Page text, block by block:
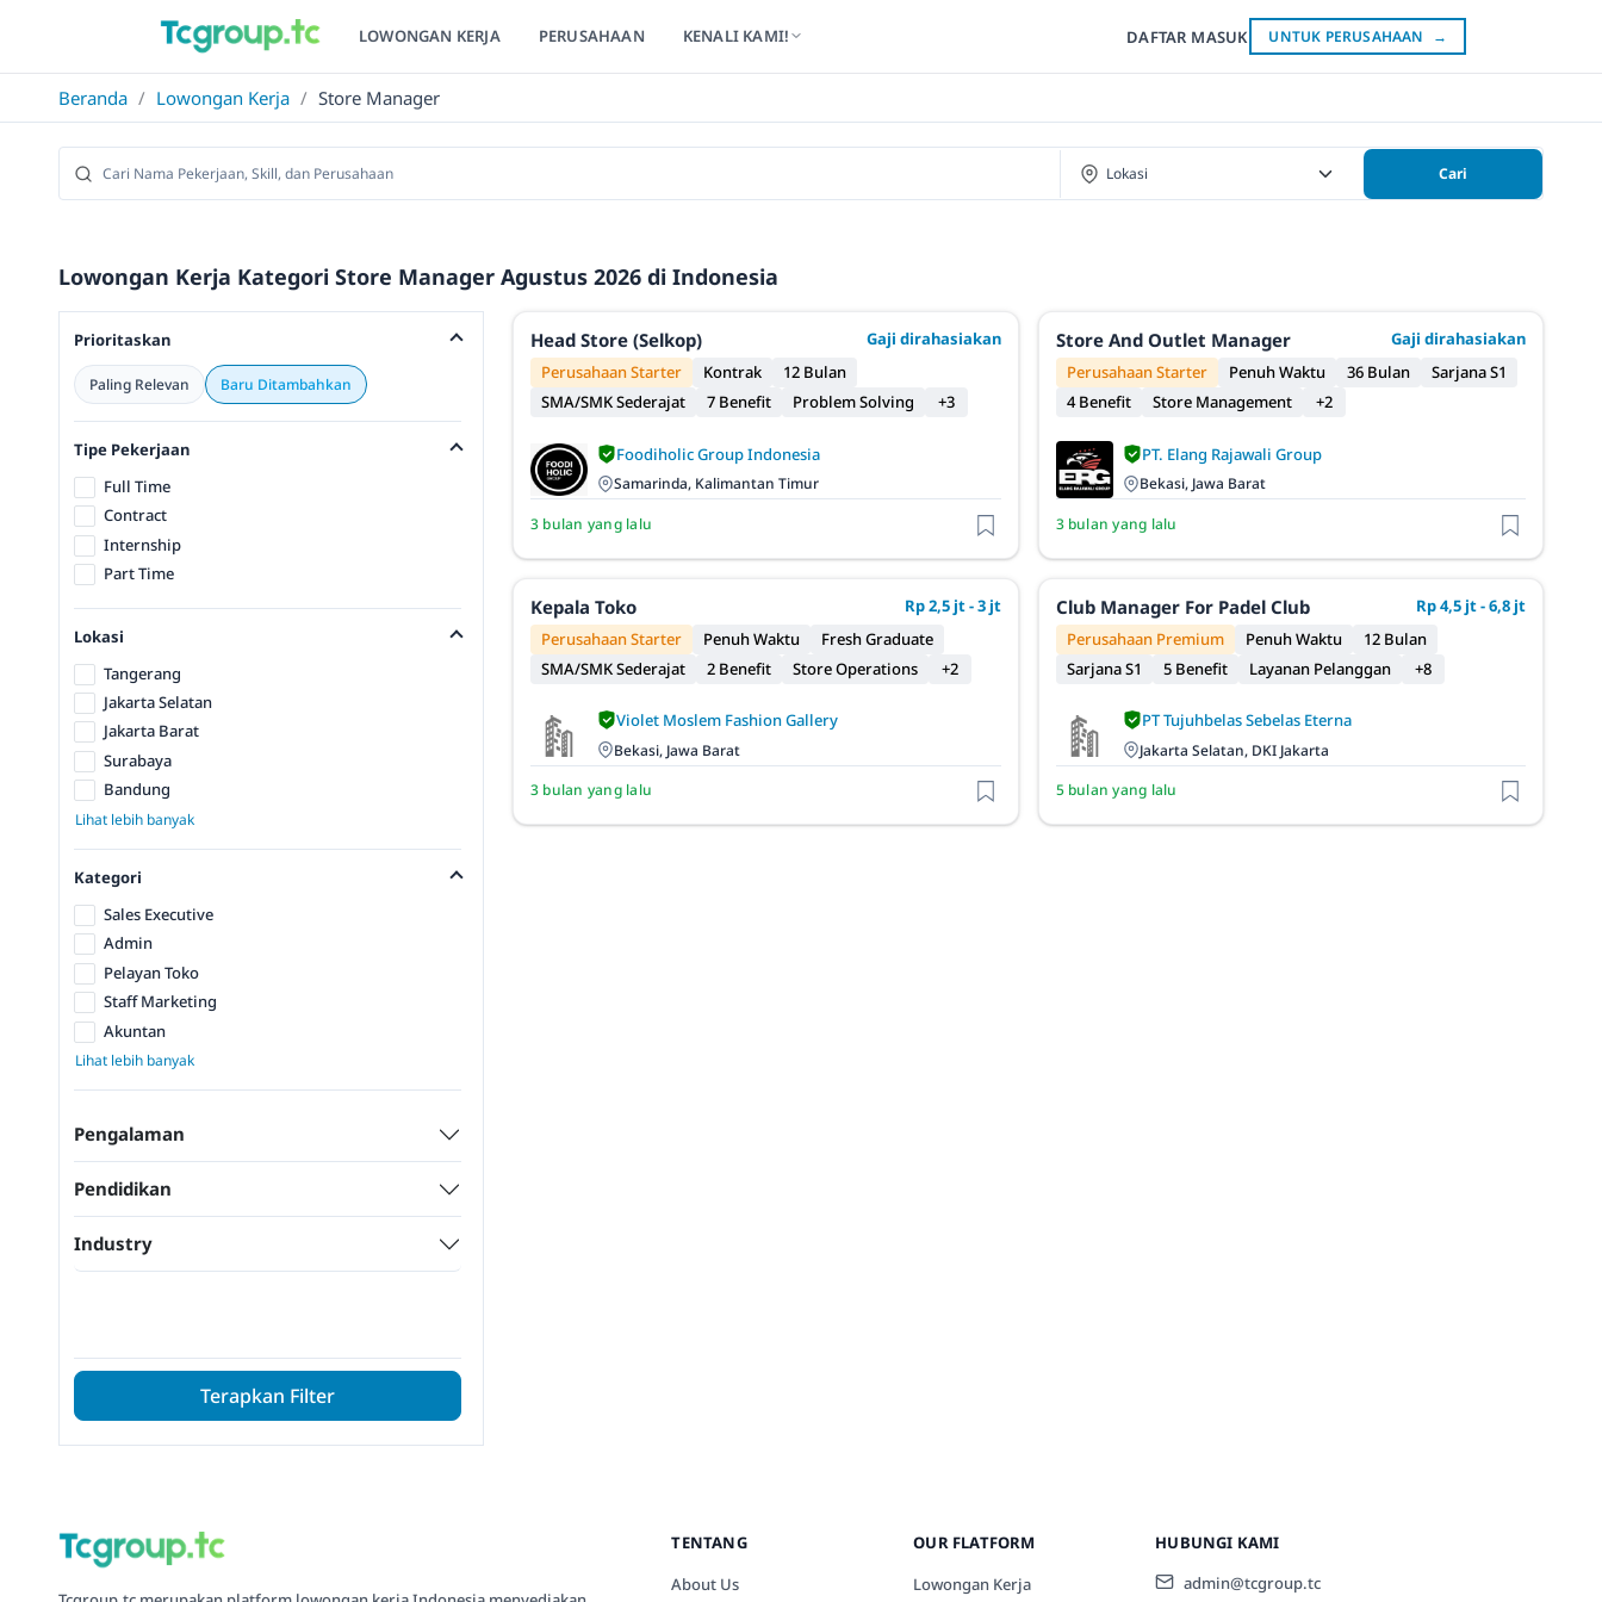
LOWONGAN KERJA PERUSAHAAN KENALI KAMI! DAFTAR MASUK UNTUK PERUSAHAAN →
Beranda / Lowongan Kerja / Store Manager
Cari
Lowongan Kerja Kategori Store Manager Agustus 2026 di Indonesia
Prioritaskan
Paling Relevan Baru Ditambahkan
Tipe Pekerjaan
Full Time
Contract
Internship
Part Time
Lokasi
Tangerang
Jakarta Selatan
Jakarta Barat
Surabaya
Bandung
Lihat lebih banyak
Kategori
Sales Executive
Admin
Pelayan Toko
Staff Marketing
Akuntan
Lihat lebih banyak
Pengalaman
Pendidikan
Industry
Terapkan Filter
Head Store (Selkop)
Gaji dirahasiakan
Perusahaan Starter
Kontrak
12 Bulan
SMA/SMK Sederajat
7 Benefit Problem Solving +3
Foodiholic Group Indonesia
Samarinda, Kalimantan Timur
3 bulan yang lalu
Store And Outlet Manager
Gaji dirahasiakan
Perusahaan Starter
Penuh Waktu 36 Bulan
Sarjana S1
4 Benefit
Store Management +2
PT. Elang Rajawali Group
Bekasi, Jawa Barat
3 bulan yang lalu
Kepala Toko
Rp 2,5 jt - 3 jt
Perusahaan Starter
Penuh Waktu
Fresh Graduate
SMA/SMK Sederajat
2 Benefit Store Operations +2
Violet Moslem Fashion Gallery
Bekasi, Jawa Barat
3 bulan yang lalu
Club Manager For Padel Club
Rp 4,5 jt - 6,8 jt
Perusahaan Premium
Penuh Waktu
12 Bulan
Sarjana S1
5 Benefit Layanan Pelanggan +8
PT Tujuhbelas Sebelas Eterna
Jakarta Selatan, DKI Jakarta
5 bulan yang lalu
TENTANG
About Us
OUR FLATFORM
Lowongan Kerja
HUBUNGI KAMI
admin@tcgroup.tc